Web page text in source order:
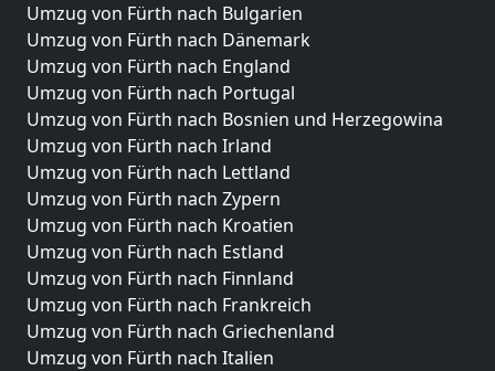
Umzug von Fürth nach Bulgarien
Umzug von Fürth nach Dänemark
Umzug von Fürth nach England
Umzug von Fürth nach Portugal
Umzug von Fürth nach Bosnien und Herzegowina
Umzug von Fürth nach Irland
Umzug von Fürth nach Lettland
Umzug von Fürth nach Zypern
Umzug von Fürth nach Kroatien
Umzug von Fürth nach Estland
Umzug von Fürth nach Finnland
Umzug von Fürth nach Frankreich
Umzug von Fürth nach Griechenland
Umzug von Fürth nach Italien